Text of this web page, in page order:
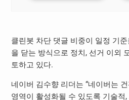
클린봇 차단 댓글 비중이 일정 기
을 닫는 방식으로 정치, 선거 이외
토하고 있다.
네이버 김수향 리더는 “네이버는
영역이 활성화될 수 있도록 기술적